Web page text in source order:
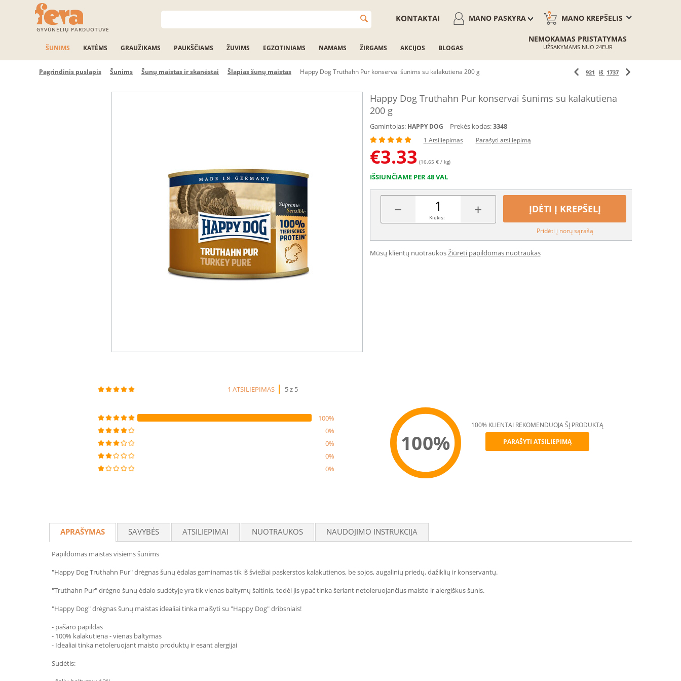
GYVŪNĖLIŲ PARDUOTUVĖ
MANO KREPŠELIS
0
MANO PASKYRA
KONTAKTAI
ŠUNIMS KATĖMS GRAUŽIKAMS PAUKŠČIAMS ŽUVIMS EGZOTINIAMS NAMAMS ŽIRGAMS AKCIJOS BLOGAS
NEMOKAMAS PRISTATYMAS
UŽSAKYMAMS NUO 24EUR
Pagrindinis puslapis Šunims Šunų maistas ir skanėstai Šlapias šunų maistas Happy Dog Truthahn Pur konservai šunims su kalakutiena 200 g 921 iš 1737
Happy Dog Truthahn Pur konservai šunims su kalakutiena
200 g
Gamintojas: HAPPY DOG Prekės kodas:3348
1 Atsiliepimas Parašyti atsiliepimą
€3.33 (16.65 € / kg)
IŠSIUNČIAME PER 48 VAL
− +
Kiekis:
ĮDĖTI Į KREPŠELĮ
Pridėti į norų sąrašą
Mūsų klientų nuotraukosŽiūrėti papildomas nuotraukas
1 ATSILIEPIMAS 5 z 5
100%
0%
0%
0%
0%
100%
Recommend
100% KLIENTAI REKOMENDUOJA ŠĮ PRODUKTĄ
PARAŠYTI ATSILIEPIMĄ
APRAŠYMAS SAVYBĖS ATSILIEPIMAI NUOTRAUKOS NAUDOJIMO INSTRUKCIJA
Papildomas maistas visiems šunims
"Happy Dog Truthahn Pur" drėgnas šunų ėdalas gaminamas tik iš šviežiai paskerstos kalakutienos, be sojos, augalinių priedų, dažiklių ir konservantų.
"Truthahn Pur" drėgno šunų ėdalo sudėtyje yra tik vienas baltymų šaltinis, todėl jis ypač tinka šeriant netoleruojančius maisto ir alergiškus šunis.
"Happy Dog" drėgnas šunų maistas idealiai tinka maišyti su "Happy Dog" dribsniais!
- pašaro papildas
- 100% kalakutiena - vienas baltymas
- Idealiai tinka netoleruojant maisto produktų ir esant alergijai
Sudėtis: